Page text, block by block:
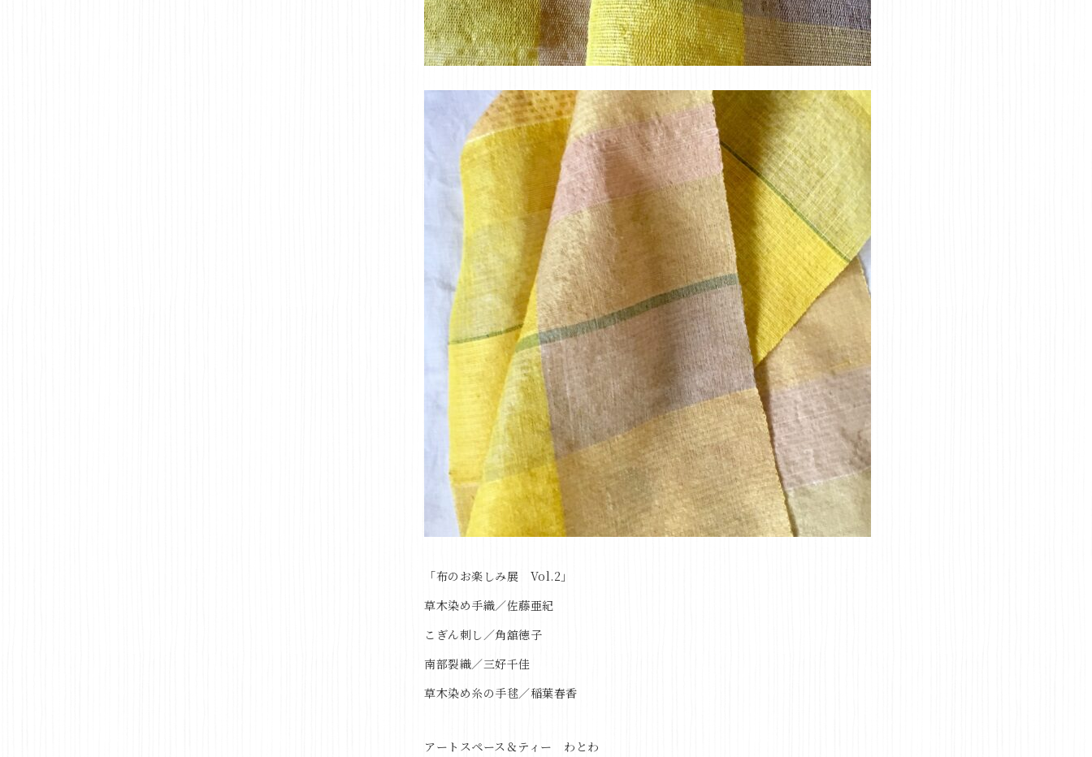
「布のお楽しみ展 Vol.2」
草木染め手織／佐藤亜紀
こぎん刺し／角舘徳子
南部裂織／三好千佳
草木染め糸の手毬／稲葉春香
アートスペース＆ティー わとわ